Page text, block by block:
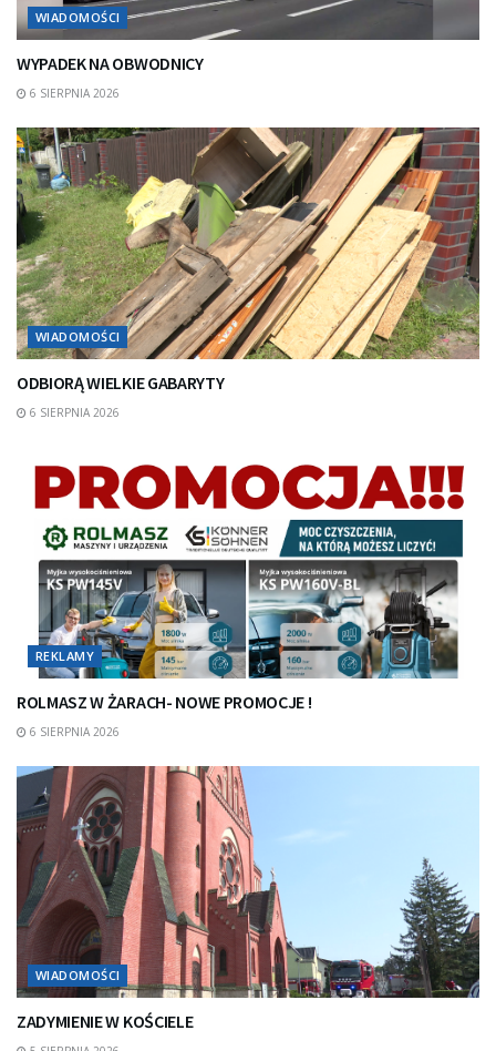
WIADOMOŚCI
WYPADEK NA OBWODNICY
6 SIERPNIA 2026
WIADOMOŚCI
ODBIORĄ WIELKIE GABARYTY
6 SIERPNIA 2026
REKLAMY
ROLMASZ W ŻARACH- NOWE PROMOCJE !
6 SIERPNIA 2026
WIADOMOŚCI
ZADYMIENIE W KOŚCIELE